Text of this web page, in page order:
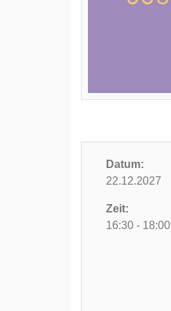
Datum:
22.12.2027
Zeit:
16:30 - 18:00